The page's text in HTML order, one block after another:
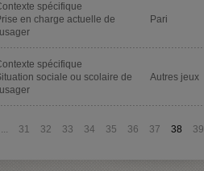
spécifique
en charge actuelle de
Pari
spécifique
sociale ou scolaire de
Autres jeux
... 31 32 33 34 35 36 37 38 39